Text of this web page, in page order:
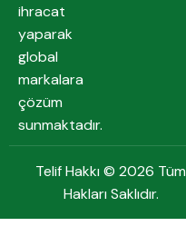
ihracat
yaparak
global
markalara
çözüm
sunmaktadır.
Telif Hakkı © 2026 Tüm
Hakları Saklıdır.